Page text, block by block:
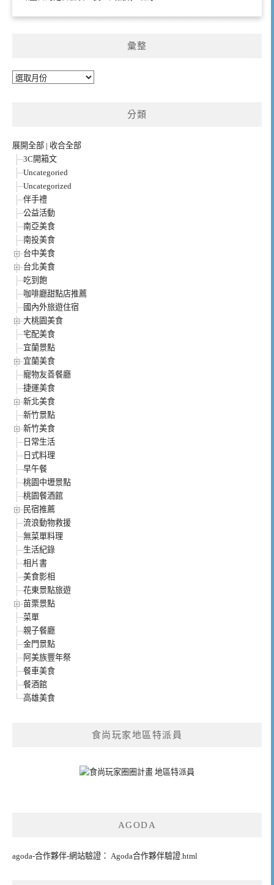
彙整
彙
分類
展開全部 | 收合全部
3C開箱文
Uncategoried
Uncategorized
伴手禮
公益活動
南亞美食
南投美食
台中美食
台北美食
吃到飽
咖啡廳甜點店推薦
國內外旅遊住宿
大桃園美食
宅配美食
宜蘭景點
宜蘭美食
寵物友善餐廳
捷運美食
新北美食
新竹景點
新竹美食
日常生活
日式料理
早午餐
桃園中壢景點
桃園餐酒館
民宿推薦
流浪動物救援
無菜單料理
生活紀錄
相片書
美食影相
花東景點旅遊
苗栗景點
菜單
親子餐廳
金門景點
阿美族豐年祭
餐車美食
餐酒館
高雄美食
食尚玩家地區特派員
AGODA
agoda-合作夥伴-網站驗證： Agoda合作夥伴驗證.html